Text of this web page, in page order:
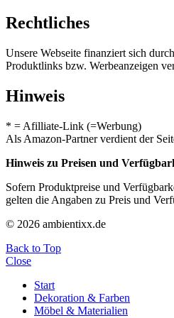
Rechtliches
Unsere Webseite finanziert sich
Produktlinks bzw. Werbeanzeigen
Hinweis
* = Afilliate-Link (=Werbung)
Als Amazon-Partner verdient der
Hinweis zu Preisen und
Sofern Produktpreise und
gelten die Angaben zu Preis und
© 2026 ambientixx.de
Back to Top
Close
Start
Dekoration & Farben
Möbel & Materialien